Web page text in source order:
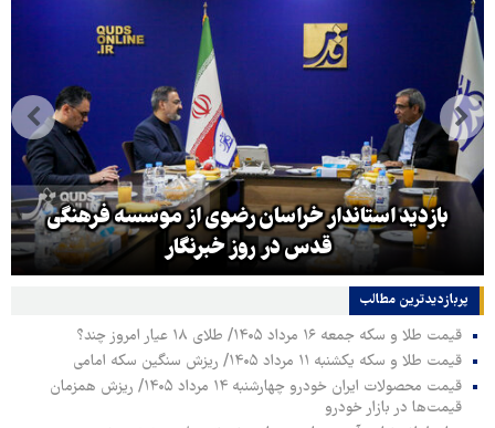
بازدید استاندار خراسان رضوی از موسسه فرهنگی
قدس در روز خبرنگار
پربازدیدترین‌ مطالب
قیمت طلا و سکه جمعه ۱۶ مرداد ۱۴۰۵/ طلای ۱۸ عیار امروز چند؟
قیمت طلا و سکه یکشنبه ۱۱ مرداد ۱۴۰۵/ ریزش سنگین سکه امامی
قیمت محصولات ایران خودرو چهارشنبه ۱۴ مرداد ۱۴۰۵/ ریزش همزمان
قیمت‌ها در بازار خودرو